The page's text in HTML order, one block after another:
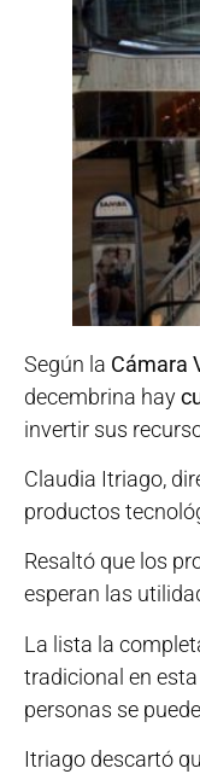
Según la Cámara
decembrina hay
invertir sus
Claudia Itriago,
productos
Resaltó que los
esperan las
La lista la
tradicional en
personas se
Itriago descartó